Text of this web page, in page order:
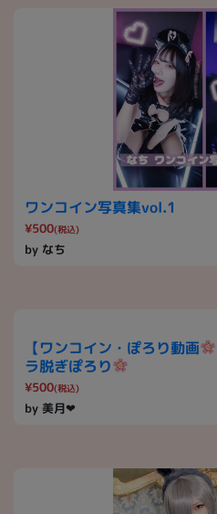
ワンコイン写真集vol.1
¥500(税込)
by なち
【ワンコイン・ぽろり動画
ラ脱ぎぽろり
¥500(税込)
by 美月❤︎